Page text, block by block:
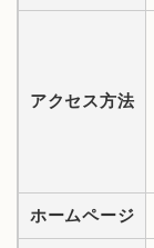
アクセス方法
ホームページ